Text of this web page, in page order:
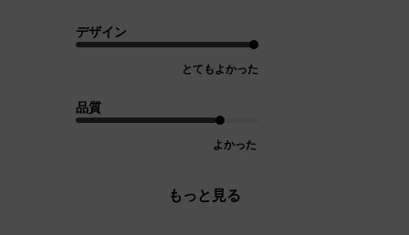
デザイン
とてもよかった
品質
よかった
もっと見る